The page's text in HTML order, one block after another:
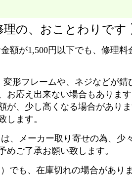
理の、おことわりです
額が1,500円以下でも、修理料
変形フレームや、ネジなどが
お応え出来ない場合もありま
が、少し高くなる場合があり
します。
、メーカー取り寄せの為、少
めご了承お願い致します。
）でも、在庫切れの場合があり